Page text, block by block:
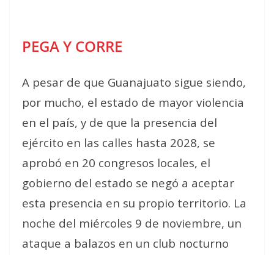
PEGA Y CORRE
A pesar de que Guanajuato sigue siendo,
por mucho, el estado de mayor violencia
en el país, y de que la presencia del
ejército en las calles hasta 2028, se
aprobó en 20 congresos locales, el
gobierno del estado se negó a aceptar
esta presencia en su propio territorio. La
noche del miércoles 9 de noviembre, un
ataque a balazos en un club nocturno